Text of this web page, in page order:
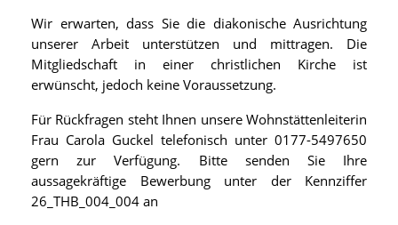
Wir erwarten, dass Sie die diakonische Ausrichtung
unserer Arbeit unterstützen und mittragen. Die
Mitgliedschaft in einer christlichen Kirche ist
erwünscht, jedoch keine Voraussetzung.
Für Rückfragen steht Ihnen unsere Wohnstättenleiterin
Frau Carola Guckel telefonisch unter 0177-5497650
gern zur Verfügung. Bitte senden Sie Ihre
aussagekräftige Bewerbung unter der Kennziffer
26_THB_004_004 an